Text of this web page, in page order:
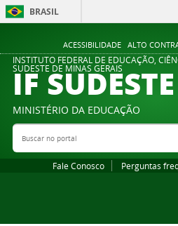
ACESSIBILIDADE ALTO
BRASIL
INSTITUTO FEDERAL DE EDUCAÇÃO,
SUDESTE DE MINAS GERAIS
IF
MINISTÉRIO DA EDUCAÇÃO
Buscar no portal
Fale Conosco Perguntas